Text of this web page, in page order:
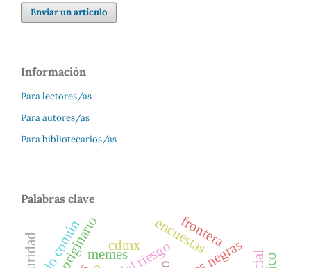
Enviar un artículo
Información
Para lectores/as
Para autores/as
Para bibliotecarios/as
Palabras clave
encuestas
memes
cdmx frontera
lo común